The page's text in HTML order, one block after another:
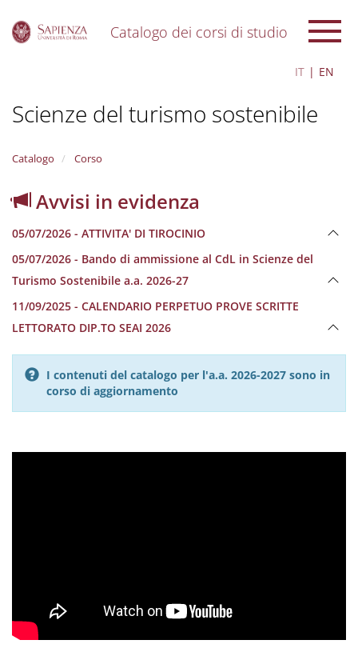
Catalogo dei corsi di studio
IT EN
Scienze del turismo sostenibile
Catalogo Corso
Avvisi in evidenza
05/07/2026 - ATTIVITA' DI TIROCINIO
05/07/2026 - Bando di ammissione al CdL in Scienze del
Turismo Sostenibile a.a. 2026-27
11/09/2025 - CALENDARIO PERPETUO PROVE SCRITTE
LETTORATO DIP.TO SEAI 2026
I contenuti del catalogo per l'a.a. 2026-2027 sono in
corso di aggiornamento